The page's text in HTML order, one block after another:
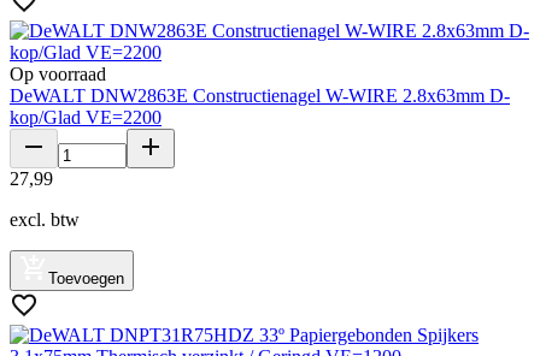
Op voorraad
DeWALT DNW2863E Constructienagel W-WIRE 2.8x63mm D-
kop/Glad VE=2200
27,99
excl. btw
Toevoegen